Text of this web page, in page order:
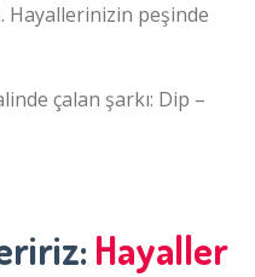
Hayallerinizin peşinde
çalan şarkı: Dip –
Hayaller